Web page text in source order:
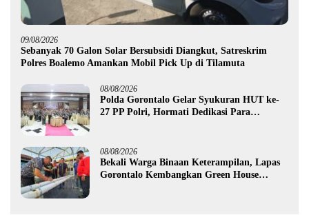
09/08/2026
Sebanyak 70 Galon Solar Bersubsidi Diangkut, Satreskrim
Polres Boalemo Amankan Mobil Pick Up di Tilamuta
08/08/2026
Polda Gorontalo Gelar Syukuran HUT ke-
27 PP Polri, Hormati Dedikasi Para
08/08/2026
Bekali Warga Binaan Keterampilan, Lapas
Gorontalo Kembangkan Green House